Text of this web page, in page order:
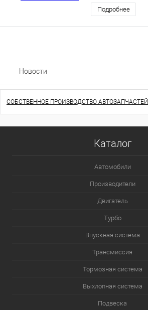
Подробнее
Новости
СОБСТВЕННОЕ ПРОИЗВОДСТВО АВТОЗАПЧАСТЕЙ
Каталог
Автомобили
Производители
Двигатель
Турбо
Впускная система
Трансмиссия
Тормозная система
Выхлопная система
Подвеска